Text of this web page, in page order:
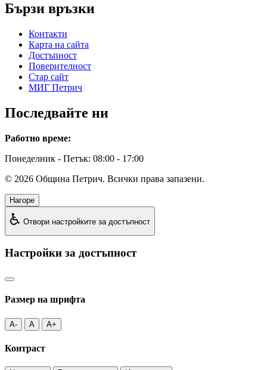
Бързи връзки
Контакти
Карта на сайта
Достъпност
Поверителност
Стар сайт
МИГ Петрич
Последвайте ни
Работно време:
Понеделник - Петък: 08:00 - 17:00
© 2026 Община Петрич. Всички права запазени.
Нагоре
♿ Отвори настройките за достъпност
Настройки за достъпност
Размер на шрифта
A- A A+
Контраст